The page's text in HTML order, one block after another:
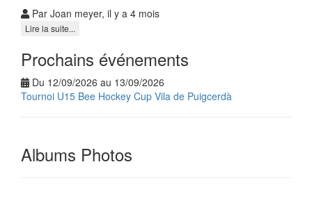
Par Joan meyer, il y a 4 mois
Lire la suite...
Prochains événements
Du 12/09/2026 au 13/09/2026
Tournoi U15 Bee Hockey Cup Vila de Puigcerdà
Albums Photos